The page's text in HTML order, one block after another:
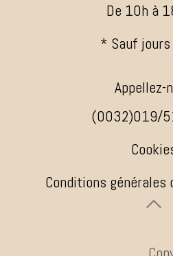
De 10h à
* Sauf
Appellez-
(0032)019/
Conditions générales